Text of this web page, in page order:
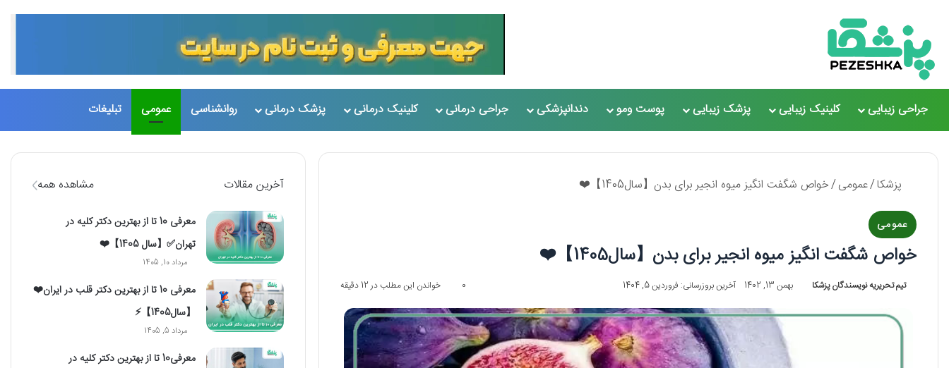
جراحی زیبایی کلینیک زیبایی پزشک زیبایی پوست ومو دندانپزشکی جراحی درمانی کلینیک درمانی پزشک درمانی روانشناسی عمومی تبلیغات
پزشکا/عمومی/خواص شگفت انگیز میوه انجیر برای بدن【سال1405】❤️
عمومی
خواص شگفت انگیز میوه انجیر برای بدن【سال1405】❤️
تیم تحریریه نویسندگان پزشکا بهمن 13, 1402 آخرین بروزرسانی: فروردین 5, 1404 0 خواندن این مطلب در 12 دقیقه
آخرین مقالات مشاهده همه
معرفی 10 تا از بهترین دکتر کلیه در
تهران✅【سال 1405】❤️
مرداد 10, 1405
معرفی 10 تا از بهترین دکتر قلب در ایران❤️
【سال1405】⚡️
مرداد 5, 1405
معرفی10 تا از بهترین دکتر کلیه در